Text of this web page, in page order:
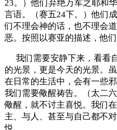
23。）他们弃绝万军之耶和
言语。（赛五24下。）他们
们不理会神的话，也不理会
恶。按照以赛亚的描述，他们
我们需要安静下来，看看
的光景，更是今天的光景。
在日常的生活中，会有一些
我们需要儆醒祷告。（太二
儆醒，就不讨主喜悦。我们
主、与人、甚至与自己都不